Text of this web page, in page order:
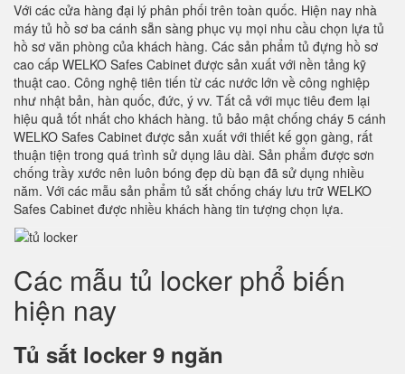
Với các cửa hàng đại lý phân phối trên toàn quốc. Hiện nay nhà
máy tủ hồ sơ ba cánh sẵn sàng phục vụ mọi nhu cầu chọn lựa tủ
hồ sơ văn phòng của khách hàng. Các sản phẩm tủ đựng hồ sơ
cao cấp WELKO Safes Cabinet được sản xuất với nền tảng kỹ
thuật cao. Công nghệ tiên tiến từ các nước lớn về công nghiệp
như nhật bản, hàn quốc, đức, ý vv. Tất cả với mục tiêu đem lại
hiệu quả tốt nhất cho khách hàng. tủ bảo mật chống cháy 5 cánh
WELKO Safes Cabinet được sản xuất với thiết kế gọn gàng, rất
thuận tiện trong quá trình sử dụng lâu dài. Sản phẩm được sơn
chống trầy xước nên luôn bóng đẹp dù bạn đã sử dụng nhiều
năm. Với các mẫu sản phẩm tủ sắt chống cháy lưu trữ WELKO
Safes Cabinet được nhiều khách hàng tin tượng chọn lựa.
Các mẫu tủ locker phổ biến
hiện nay
Tủ sắt locker 9 ngăn